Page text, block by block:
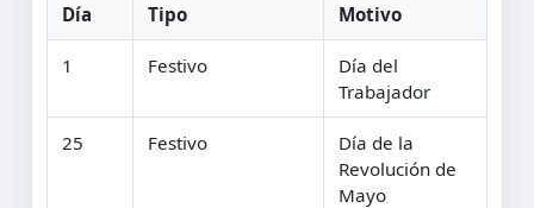
Día Tipo Motivo
1 Festivo
Día del
Trabajador
25 Festivo
Día de la
Revolución de
Mayo